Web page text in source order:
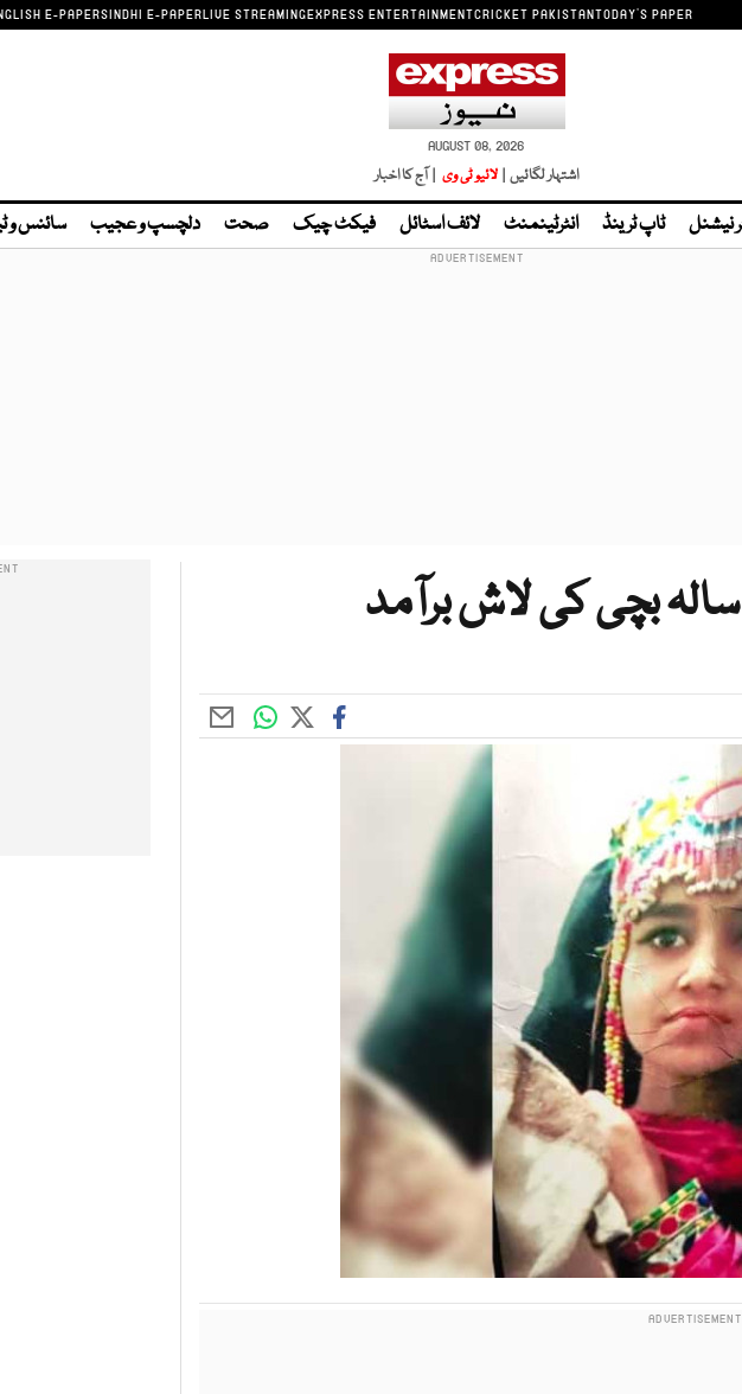
E-PAPERSINDHI E-PAPERLIVE STREAMINGEXPRESS ENTERTAINMENTCRICKET PAKISTANTODAY'S PAPER
AUGUST 08, 2026
اشتہار لگائیں | لائیو ٹی وی | آج کا اخبار
نیشنل ٹاپ ٹرینڈ انٹرٹینمنٹ لائف اسٹائل فیکٹ چیک صحت دلچسپ و عجیب سائنس و